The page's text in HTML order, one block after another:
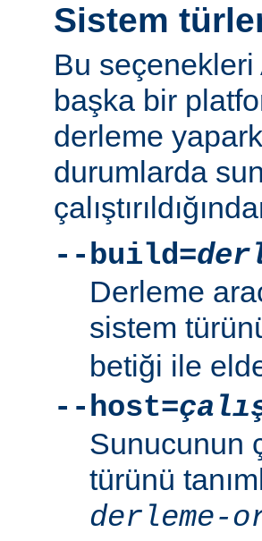
Sistem
Bu
başka bir
derleme
durumlarda
--build=
Derleme
sistem
betiği ile
--host=
Sunucunun
türünü
derleme-